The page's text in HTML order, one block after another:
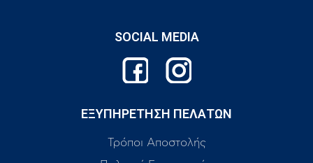
SOCIAL MEDIA
ΕΞΥΠΗΡΕΤΗΣΗ ΠΕΛΑΤΩΝ
Τρόποι Αποστολής